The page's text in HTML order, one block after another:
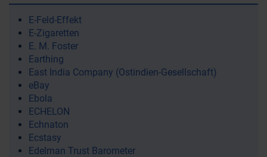
E-Feld-Effekt
E-Zigaretten
E. M. Foster
Earthing
East India Company (Ostindien-Gesellschaft)
eBay
Ebola
ECHELON
Echnaton
Ecstasy
Edelman Trust Barometer